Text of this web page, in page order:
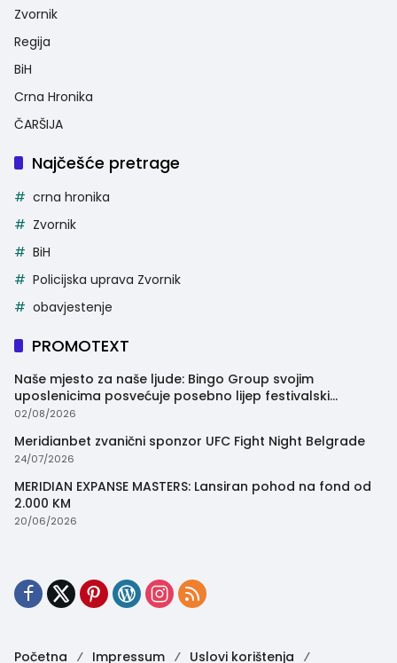
Zvornik
Regija
BiH
Crna Hronika
ČARŠIJA
Najčešće pretrage
crna hronika
Zvornik
BiH
Policijska uprava Zvornik
obavjestenje
PROMOTEXT
Naše mjesto za naše ljude: Bingo Group svojim
uposlenicima posvećuje posebno lijep festivalski
trenutak
02/08/2026
Meridianbet zvanični sponzor UFC Fight Night Belgrade
24/07/2026
MERIDIAN EXPANSE MASTERS: Lansiran pohod na fond od
2.000 KM
20/06/2026
Početna Impressum Uslovi korištenja